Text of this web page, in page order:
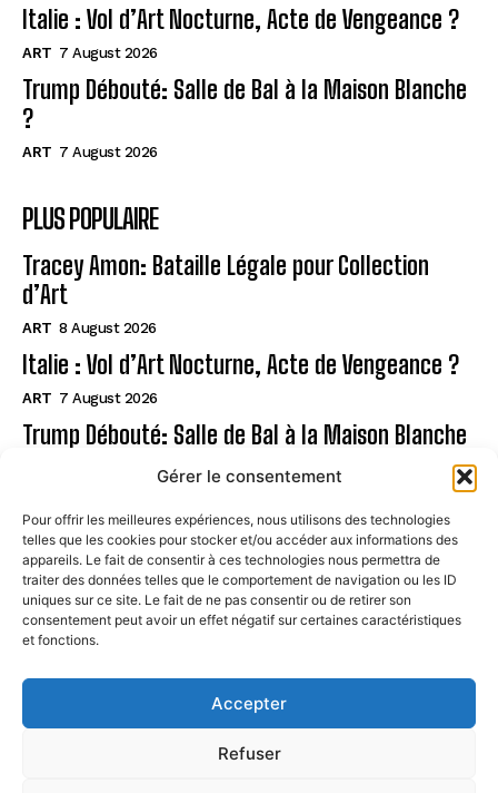
Gérer le consentement
Pour offrir les meilleures expériences, nous utilisons des technologies
telles que les cookies pour stocker et/ou accéder aux informations des
appareils. Le fait de consentir à ces technologies nous permettra de
traiter des données telles que le comportement de navigation ou les ID
uniques sur ce site. Le fait de ne pas consentir ou de retirer son
consentement peut avoir un effet négatif sur certaines caractéristiques
et fonctions.
Accepter
Refuser
Italie : Vol d’Art Nocturne, Acte de Vengeance ?
ART 7 August 2026
Trump Débouté: Salle de Bal à la Maison Blanche
?
ART 7 August 2026
PLUS POPULAIRE
Tracey Amon: Bataille Légale pour Collection
d’Art
ART 8 August 2026
Italie : Vol d’Art Nocturne, Acte de Vengeance ?
ART 7 August 2026
Trump Débouté: Salle de Bal à la Maison Blanche
Page
CONTACT
MENTIONS LÉGALES